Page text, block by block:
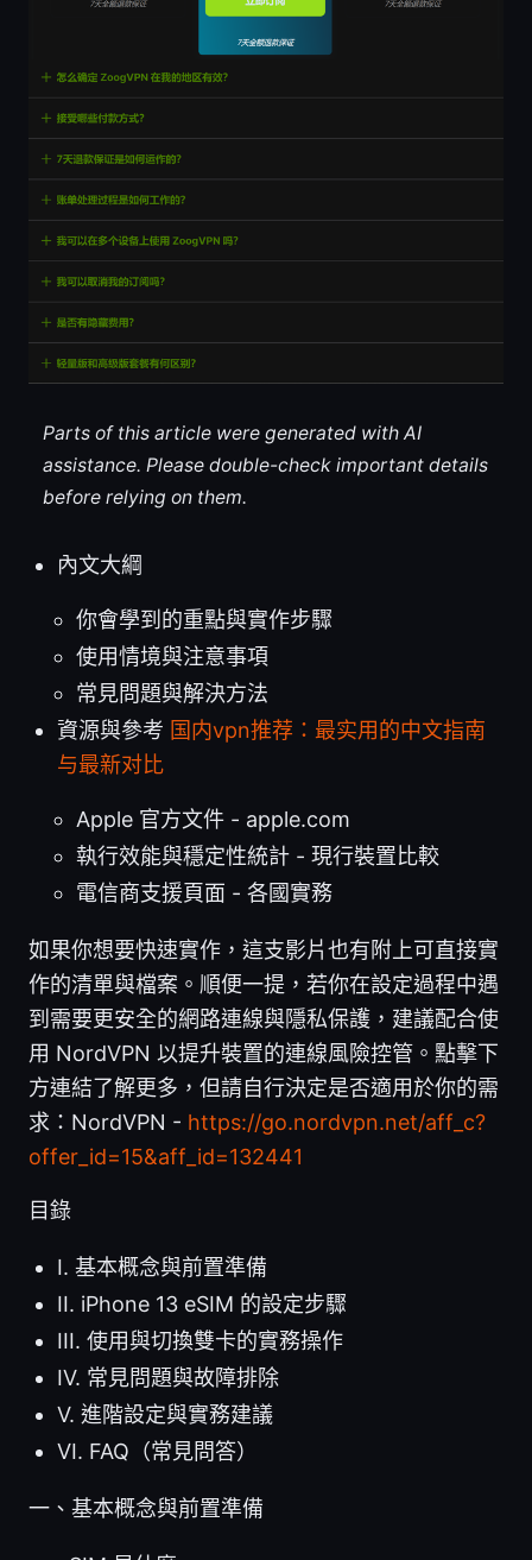
Parts of this article were generated with AI
assistance. Please double-check important details
before relying on them.
內文大綱
你會學到的重點與實作步驟
使用情境與注意事項
常見問題與解決方法
資源與參考 国内vpn推荐：最实用的中文指南
与最新对比
Apple 官方文件 - apple.com
執行效能與穩定性統計 - 現行裝置比較
電信商支援頁面 - 各國實務
如果你想要快速實作，這支影片也有附上可直接實
作的清單與檔案。順便一提，若你在設定過程中遇
到需要更安全的網路連線與隱私保護，建議配合使
用 NordVPN 以提升裝置的連線風險控管。點擊下
方連結了解更多，但請自行決定是否適用於你的需
求：NordVPN - https://go.nordvpn.net/aff_c?
offer_id=15&aff_id=132441
目錄
I. 基本概念與前置準備
II. iPhone 13 eSIM 的設定步驟
III. 使用與切換雙卡的實務操作
IV. 常見問題與故障排除
V. 進階設定與實務建議
VI. FAQ（常見問答）
一、基本概念與前置準備